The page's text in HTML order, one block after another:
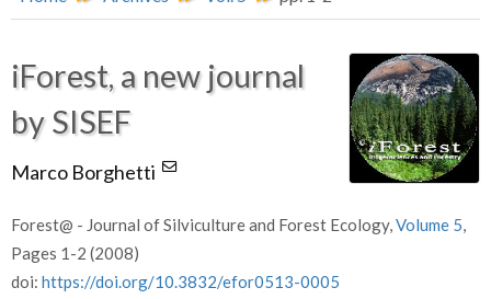
iForest, a new journal
by SISEF
Marco Borghetti
Forest@ - Journal of Silviculture and Forest Ecology,Volume 5,
Pages 1-2 (2008)
doi: https://doi.org/10.3832/efor0513-0005